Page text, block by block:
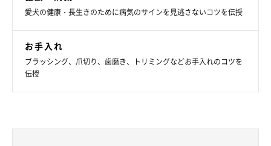
愛犬の健康・長生きのために病気のサインを見逃さないコツを伝授
お手入れ
ブラッシング、爪切り、歯磨き、トリミングなどお手入れのコツを
伝授